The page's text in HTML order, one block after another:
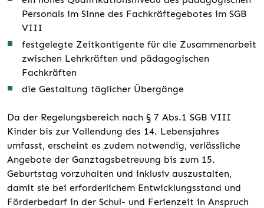
Personals im Sinne des Fachkräftegebotes im SGB
VIII
festgelegte Zeitkontigente für die Zusammenarbeit
zwischen Lehrkräften und pädagogischen
Fachkräften
die Gestaltung täglicher Übergänge
Da der Regelungsbereich nach § 7 Abs.1 SGB VIII
Kinder bis zur Vollendung des 14. Lebensjahres
umfasst, erscheint es zudem notwendig, verlässliche
Angebote der Ganztagsbetreuung bis zum 15.
Geburtstag vorzuhalten und inklusiv auszustalten,
damit sie bei erforderlichem Entwicklungsstand und
Förderbedarf in der Schul- und Ferienzeit in Anspruch